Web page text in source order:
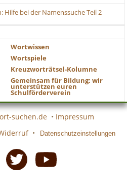
Hilfe bei der Namenssuche Teil 2
Wortwissen
Wortspiele
Kreuzworträtsel-Kolumne
Gemeinsam für Bildung: wir
unterstützen euren
Schulförderverein
suchen.de • Impressum
• Datenschutzeinstellungen